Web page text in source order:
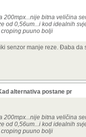
200mpx...nije bitna veličina
od 0,56um...i kod idealnih
puuno bolji
senzor manje reze. Đaba
alternativa postane pr
200mpx...nije bitna veličina
od 0,56um...i kod idealnih
puuno bolji